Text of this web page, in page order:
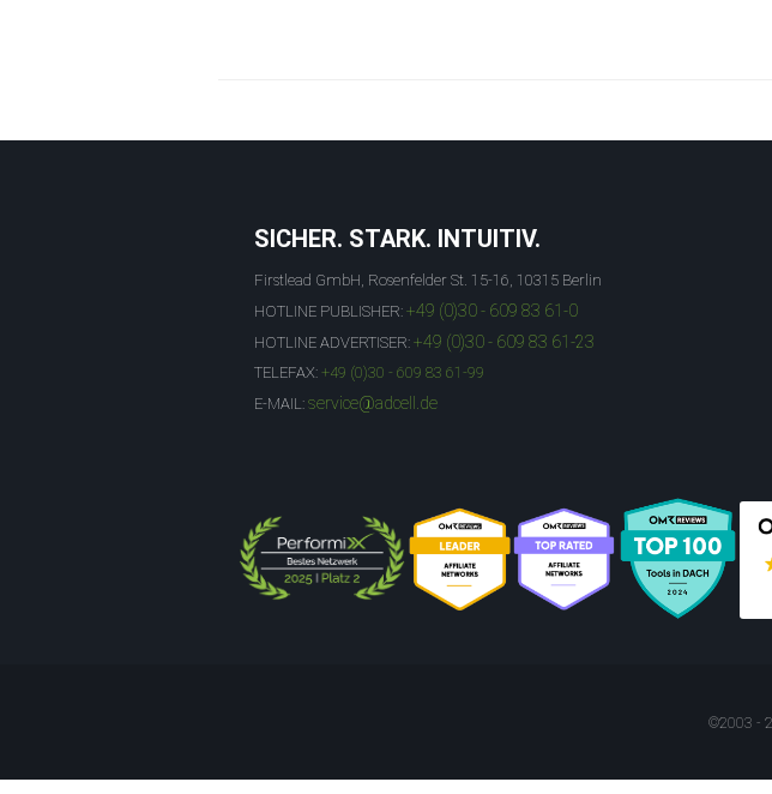
SICHER. STARK. INTUITIV.
Firstlead GmbH, Rosenfelder St. 15-16, 10315 Berlin
HOTLINE PUBLISHER: +49 (0)30 - 609 83 61-0
HOTLINE ADVERTISER: +49 (0)30 - 609 83 61-23
TELEFAX: +49 (0)30 - 609 83 61-99
E-MAIL: service@adcell.de
©2003 -